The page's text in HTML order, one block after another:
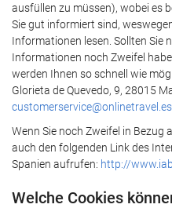
ausfüllen zu müssen), wobei es
Sie gut informiert sind,
Informationen lesen. Sollten Sie
Informationen noch Zweifel
werden Ihnen so schnell wie
Glorieta de Quevedo, 9, 28015
customerservice@onlinetravel.es
Wenn Sie noch Zweifel in Bezug
auch den folgenden Link des
Spanien aufrufen: http://
Welche Cookies